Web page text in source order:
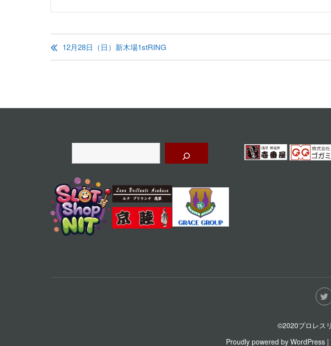
投
稿
ナ
12月28日（日）新木場1stRING
©2020プロレス
Proudly powered by WordPress |